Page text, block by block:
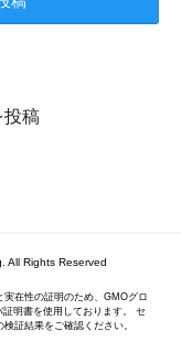
投稿
All Rights Reserved
在性の証明のため、GMOグロ
明書を使用しております。 セ
証結果をご確認ください。